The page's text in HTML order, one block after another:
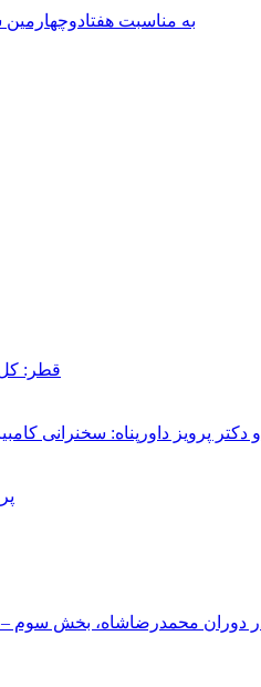
به مناسبت هفتادوچهارمین سالروز:
قطر:
دکتر پرویز داورپناه: سخنرانی